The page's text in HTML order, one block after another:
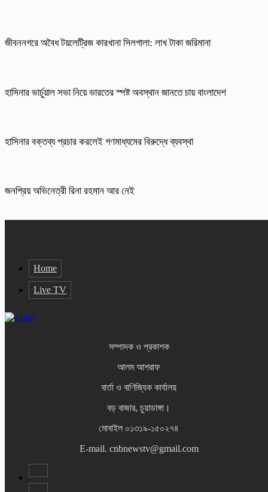
জীবননগরে অবৈধ টয়লেট্রিজ কারখানা সিলগালা: লাখ টাকা জরিমানা
হাসিনার ভার্চুয়াল সভা নিয়ে ভারতের স্পষ্ট অবস্থান জানতে চায় বাংলাদেশ
হাসিনার বক্তব্য প্রচার করলেই গণমাধ্যমের বিরুদ্ধে ব্যবস্থা
জনপ্রিয় অভিনেত্রী রিনা রহমান আর নেই
Home
Live TV
সম্পাদক ও প্রকাশক
আলম আশরাফ
বার্তা ও বাণিজ্যিক কার্যালয়
বড় বাজার, চুয়াডাঙ্গা।
মোবাইল ০১৩১৯-১৫০২৭৪
E-mail. cnbnewstv@gmail.com